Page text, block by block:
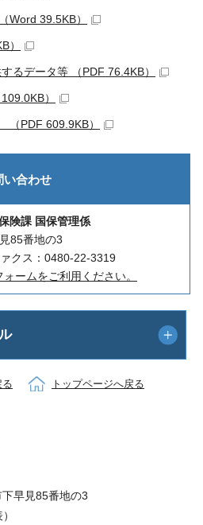
Word 39.5KB）
）
るデータ等 （PDF 76.4KB）
）
（PDF 609.9KB）
い合わせ
険課 国保管理係
85番地の3
クス：0480-22-3319
ームをご利用ください。
る トップページへ戻る
早見85番地の3